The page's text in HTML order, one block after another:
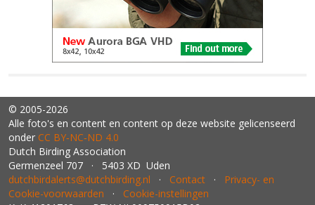
© 2005-2026
Alle foto's en content en content op deze website gelicenseerd
onder CC BY‑NC‑ND 4.0
Dutch Birding Association
Germenzeel 707 · 5403 XD Uden
dutchbirdalerts@dutchbirding.nl · Contact · Privacy- en
Cookie-voorwaarden · Cookie-instellingen